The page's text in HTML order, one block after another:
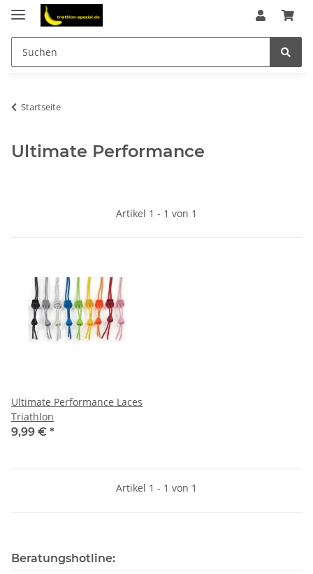
Startseite
Ultimate Performance
Artikel 1 - 1 von 1
Ultimate Performance Laces
Triathlon
9,99 € *
Artikel 1 - 1 von 1
Beratungshotline: